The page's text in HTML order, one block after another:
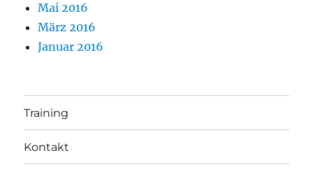
Mai 2016
März 2016
Januar 2016
Training
Kontakt